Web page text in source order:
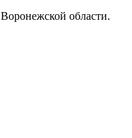
Воронежской области.